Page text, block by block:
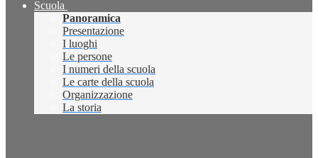
Scuola
Panoramica
Presentazione
I luoghi
Le persone
I numeri della scuola
Le carte della scuola
Organizzazione
La storia